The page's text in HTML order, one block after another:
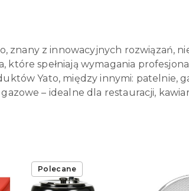
z innowacyjnych rozwiązań,
które spełniają wymagania
Yato, między innymi: patelnie,
– idealne dla restauracji,
Polecane